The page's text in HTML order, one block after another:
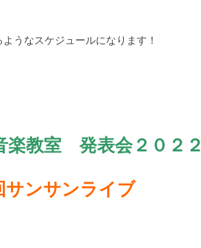
うなスケジュールになります！
教室 発表会２０２２
ンサンライブ